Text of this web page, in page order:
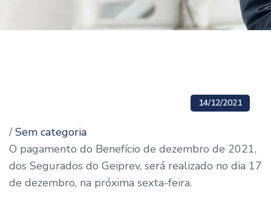
14/12/2021
/Sem categoria
O pagamento do Benefício de dezembro de 2021,
dos Segurados do Geiprev, será realizado no dia 17
de dezembro, na próxima sexta-feira.